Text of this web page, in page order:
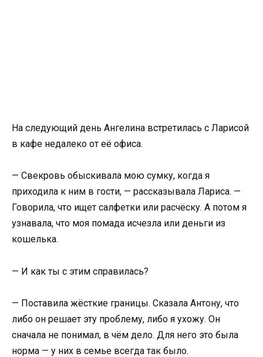
На следующий день Ангелина встретилась с Ларисой
в кафе недалеко от её офиса.
— Свекровь обыскивала мою сумку, когда я
приходила к ним в гости, — рассказывала Лариса. —
Говорила, что ищет салфетки или расчёску. А потом я
узнавала, что моя помада исчезла или деньги из
кошелька.
— И как ты с этим справилась?
— Поставила жёсткие границы. Сказала Антону, что
либо он решает эту проблему, либо я ухожу. Он
сначала не понимал, в чём дело. Для него это была
норма — у них в семье всегда так было.